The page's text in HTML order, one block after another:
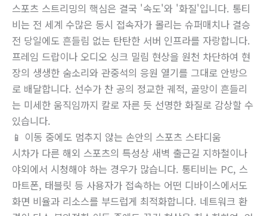
스포츠 스트리밍의 핵심은 결국 '속도'와 '화질'입니다. 통티
비는 전 세계 수많은 동시 접속자가 몰리는 슈퍼매치나 결승
전 당일에도 흔들림 없는 탄탄한 서버 인프라를 자랑합니다.
프레임 드랍이나 오디오 싱크 밀림 현상을 원천 차단하여 현
장의 생생한 숨소리와 관중석의 응원 열기를 그대로 안방으
로 배달합니다. 선수가 찬 공의 정교한 궤적, 골망이 흔들리
는 미세한 움직임까지 칼로 자른 듯 선명한 화질로 감상할 수
있습니다.
📱 이동 중에도 멈추지 않는 손안의 스포츠 스타디움
시차가 다른 해외 스포츠의 특성상 새벽 출근길 지하철이나
야외에서 시청해야 하는 경우가 많습니다. 통티비는 PC, 스
마트폰, 태블릿 등 사용자가 접속하는 어떤 디바이스에서도
화면 비율과 리소스를 부드럽게 최적화합니다. 네트워크 환